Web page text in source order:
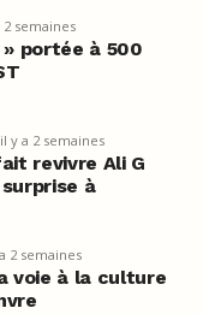
2 semaines
» portée à 500
il y a 2 semaines
revivre Ali G
à
2 semaines
voie à la culture